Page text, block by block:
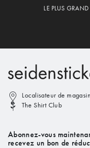
LE PLUS
Localisateur de
The Shirt Club
Abonnez-vous
recevez un bon de